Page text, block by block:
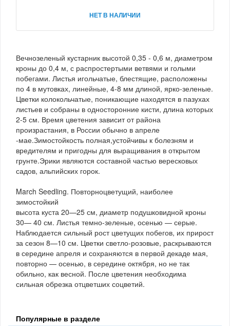
НЕТ В НАЛИЧИИ
Вечнозеленый кустарник высотой 0,35 - 0,6 м, диаметром
кроны до 0,4 м, с распростертыми ветвями и голыми
побегами. Листья игольчатые, блестящие, расположены
по 4 в мутовках, линейные, 4-8 мм длиной, ярко-зеленые.
Цветки колокольчатые, поникающие находятся в пазухах
листьев и собраны в односторонние кисти, длина которых
2-5 см. Время цветения зависит от района
произрастания, в России обычно в апреле
-мае.Зимостойкость полная,устойчивы к болезням и
вредителям и пригодны для выращивания в открытом
грунте.Эрики являются составной частью вересковых
садов, альпийских горок.
March Seedling. Повторноцветущий, наиболее
зимостойкий
высота куста 20—25 см, диаметр подушковидной кроны
30— 40 см. Листья темно-зеленые, осенью — серые.
Наблюдается сильный рост цветущих побегов, их прирост
за сезон 8—10 см. Цветки светло-розовые, раскрываются
в середине апреля и сохраняются в первой декаде мая,
повторно — осенью, в середине октября, но не так
обильно, как весной. После цветения необходима
сильная обрезка отцветших соцветий.
Популярные в разделе